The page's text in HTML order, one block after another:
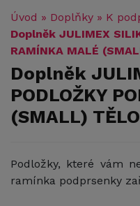
Úvod » Doplňky » K
Doplněk JULIMEX
RAMÍNKA MALÉ
Doplněk
PODLOŽKY
(SMALL)
Podložky, které vám
ramínka podprsenky